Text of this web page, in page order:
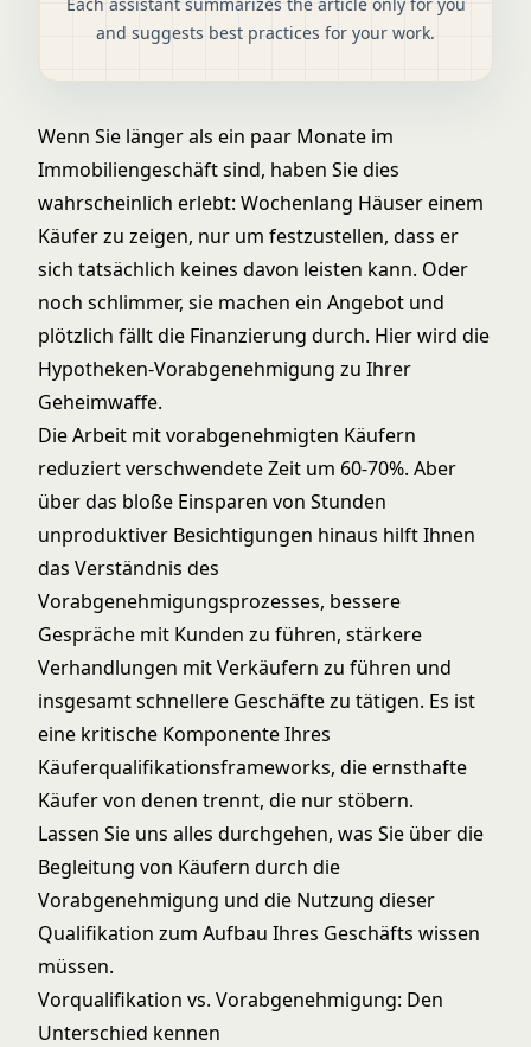
and suggests best practices for your work.
Wenn Sie länger als ein paar Monate im
Immobiliengeschäft sind, haben Sie dies
wahrscheinlich erlebt: Wochenlang Häuser einem
Käufer zu zeigen, nur um festzustellen, dass er
sich tatsächlich keines davon leisten kann. Oder
noch schlimmer, sie machen ein Angebot und
plötzlich fällt die Finanzierung durch. Hier wird die
Hypotheken-Vorabgenehmigung zu Ihrer
Geheimwaffe.
Die Arbeit mit vorabgenehmigten Käufern
reduziert verschwendete Zeit um 60-70%. Aber
über das bloße Einsparen von Stunden
unproduktiver Besichtigungen hinaus hilft Ihnen
das Verständnis des
Vorabgenehmigungsprozesses, bessere
Gespräche mit Kunden zu führen, stärkere
Verhandlungen mit Verkäufern zu führen und
insgesamt schnellere Geschäfte zu tätigen. Es ist
eine kritische Komponente Ihres
Käuferqualifikationsframeworks, die ernsthafte
Käufer von denen trennt, die nur stöbern.
Lassen Sie uns alles durchgehen, was Sie über die
Begleitung von Käufern durch die
Vorabgenehmigung und die Nutzung dieser
Qualifikation zum Aufbau Ihres Geschäfts wissen
müssen.
Vorqualifikation vs. Vorabgenehmigung: Den
Unterschied kennen